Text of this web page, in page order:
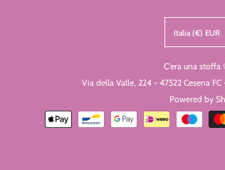
Italia (€) EUR
C'era una stoffa
Via della Valle, 224 - 47522 Cesena
Powered by